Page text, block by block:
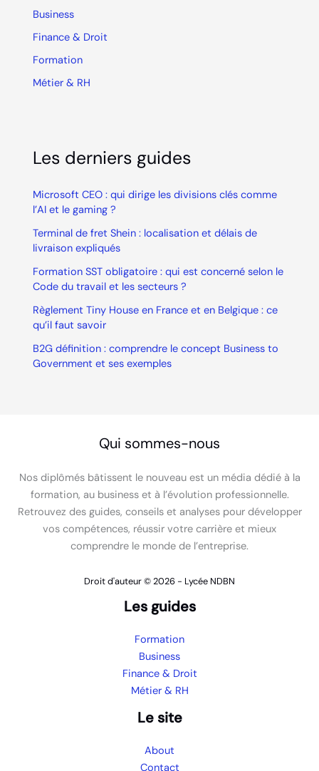
Business
Finance & Droit
Formation
Métier & RH
Les derniers guides
Microsoft CEO : qui dirige les divisions clés comme
l’AI et le gaming ?
Terminal de fret Shein : localisation et délais de
livraison expliqués
Formation SST obligatoire : qui est concerné selon le
Code du travail et les secteurs ?
Règlement Tiny House en France et en Belgique : ce
qu’il faut savoir
B2G définition : comprendre le concept Business to
Government et ses exemples
Qui sommes-nous
Nos diplômés bâtissent le nouveau est un média dédié à la
formation, au business et à l’évolution professionnelle.
Retrouvez des guides, conseils et analyses pour développer
vos compétences, réussir votre carrière et mieux
comprendre le monde de l’entreprise.
Droit d'auteur © 2026 - Lycée NDBN
Les guides
Formation
Business
Finance & Droit
Métier & RH
Le site
About
Contact